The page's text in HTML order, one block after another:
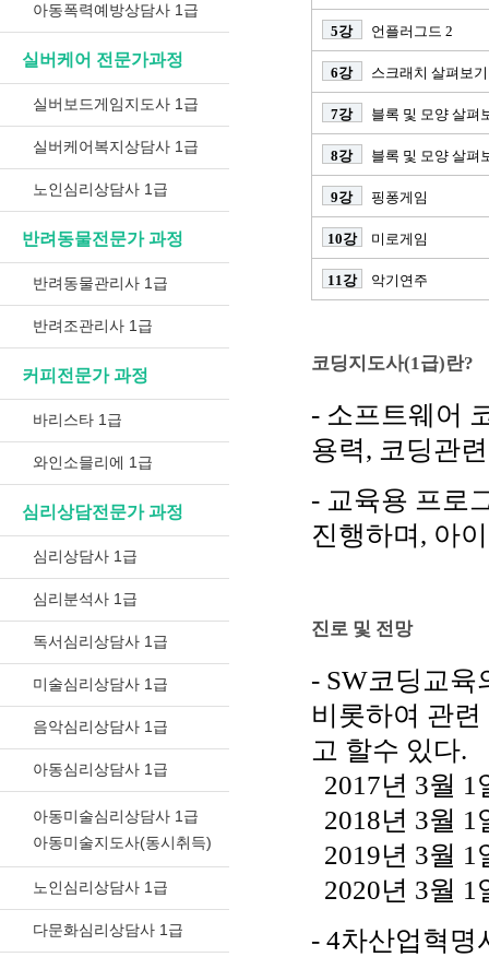
아동폭력예방상담사 1급
실버케어 전문가과정
실버보드게임지도사 1급
실버케어복지상담사 1급
노인심리상담사 1급
반려동물전문가 과정
반려동물관리사 1급
반려조관리사 1급
커피전문가 과정
바리스타 1급
와인소믈리에 1급
심리상담전문가 과정
심리상담사 1급
심리분석사 1급
독서심리상담사 1급
미술심리상담사 1급
음악심리상담사 1급
아동심리상담사 1급
아동미술심리상담사 1급
아동미술지도사(동시취득)
노인심리상담사 1급
다문화심리상담사 1급
5강 언플러그드 2
6강 스크래치 살펴보기
7강 블록 및 모양 살펴
8강 블록 및 모양 살펴
9강 핑퐁게임
10강 미로게임
11강 악기연주
코딩지도사(1급)란?
- 소프트웨어
용력, 코딩관
- 교육용 프로
진행하며, 아
진로 및 전망
- SW코딩교육
비롯하여 관
고 할수 있다.
2017년 3월
2018년 3월
2019년 3월
2020년 3월
- 4차산업혁명